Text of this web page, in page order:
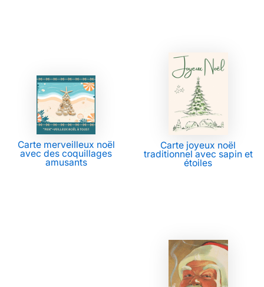
Carte merveilleux noël
avec des coquillages
amusants
Carte joyeux noël
traditionnel avec sapin et
étoiles